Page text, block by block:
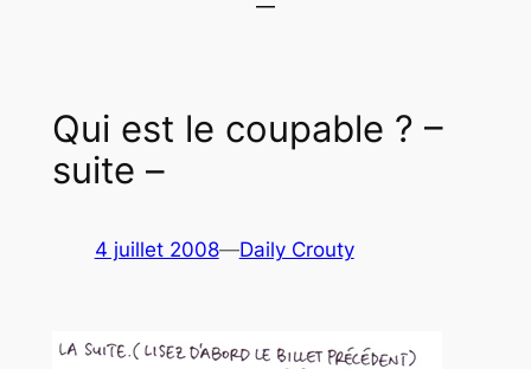
Qui est le coupable ? –
suite –
4 juillet 2008—Daily Crouty